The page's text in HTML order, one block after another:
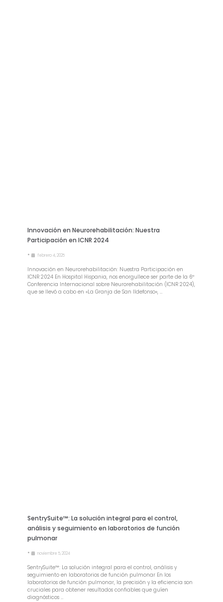
Innovación en Neurorehabilitación: Nuestra
Participación en ICNR 2024
•
febrero 4, 2025
Innovación en Neurorehabilitación: Nuestra Participación en
ICNR 2024 En Hospital Hispania, nos enorgullece ser parte de la 6ª
Conferencia Internacional sobre Neurorehabilitación (ICNR 2024),
que se llevó a cabo en «La Granja de San Ildefonso», …
SentrySuite™: La solución integral para el control,
análisis y seguimiento en laboratorios de función
pulmonar
•
noviembre 5, 2024
SentrySuite™: La solución integral para el control, análisis y
seguimiento en laboratorios de función pulmonar En los
laboratorios de función pulmonar, la precisión y la eficiencia son
cruciales para obtener resultados confiables que guíen
diagnósticos …